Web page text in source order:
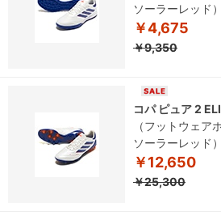
ソーラーレッド）
￥4,675
￥9,350
コパ ピュア 2
（フットウェア
ソーラーレッド）
￥12,650
￥25,300